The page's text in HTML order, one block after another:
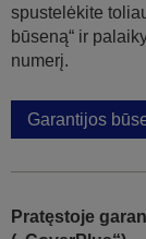
spustelėkite
būseną“ ir
numerį.
Garantijos
Pratęstoje